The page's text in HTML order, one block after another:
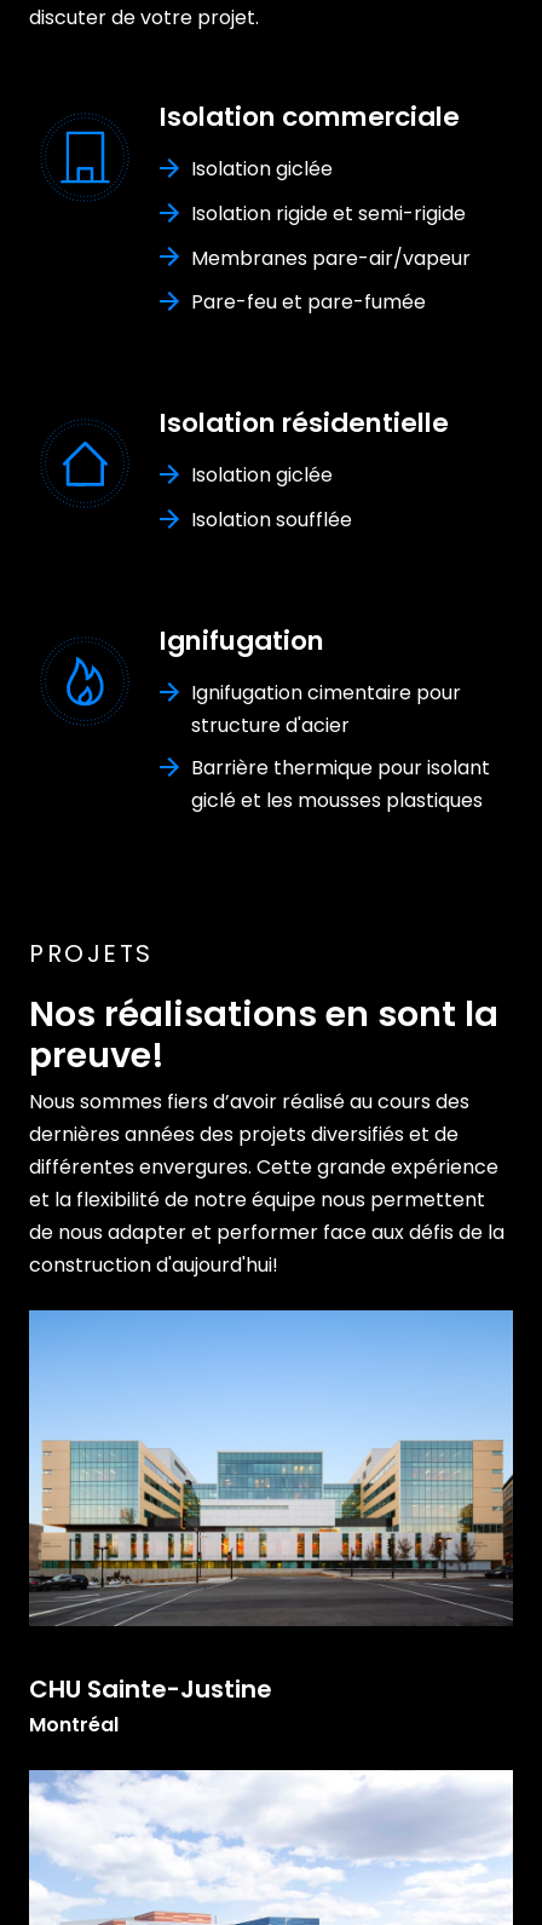
discuter de votre projet.
Isolation commerciale
Isolation giclée
Isolation rigide et semi-rigide
Membranes pare-air/vapeur
Pare-feu et pare-fumée
Isolation résidentielle
Isolation giclée
Isolation soufflée
Ignifugation
Ignifugation cimentaire pour
structure d'acier
Barrière thermique pour isolant
giclé et les mousses plastiques
PROJETS
Nos réalisations en sont la
preuve!
Nous sommes fiers d’avoir réalisé au cours des
dernières années des projets diversifiés et de
différentes envergures. Cette grande expérience
et la flexibilité de notre équipe nous permettent
de nous adapter et performer face aux défis de la
construction d'aujourd'hui!
CHU Sainte-Justine
Montréal